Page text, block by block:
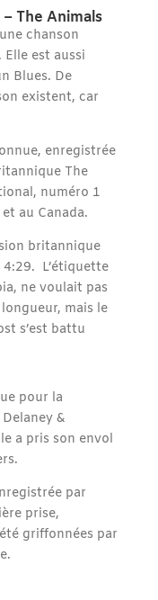
The Animals
chanson
est aussi
Blues. De
existent, car
enregistrée
The
numéro 1
au Canada.
britannique
4:29. L’étiquette
ne voulait pas
mais le
s’est battu
pour la
&
a pris son envol
par
prise,
griffonnées par